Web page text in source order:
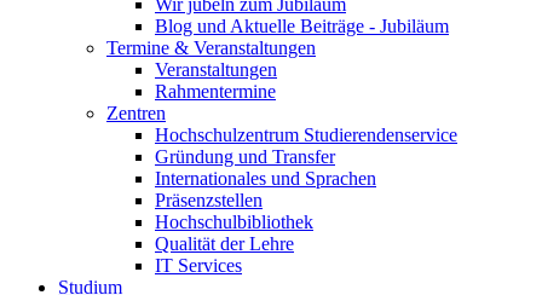
Wir jubeln zum Jubiläum
Blog und Aktuelle Beiträge - Jubiläum
Termine & Veranstaltungen
Veranstaltungen
Rahmentermine
Zentren
Hochschulzentrum Studierendenservice
Gründung und Transfer
Internationales und Sprachen
Präsenzstellen
Hochschulbibliothek
Qualität der Lehre
IT Services
Studium